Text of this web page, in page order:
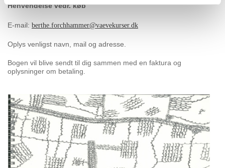
Henvendelse vedr. køb
E-mail: berthe.forchhammer@vaevekurser.dk
Oplys venligst navn, mail og adresse.
Bogen vil blive sendt til dig sammen med en faktura og
oplysninger om betaling.